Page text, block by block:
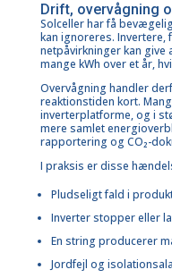
Drift, overvågning
Solceller har få
kan ignoreres.
netpåvirkninger kan give
mange kWh over et år,
Overvågning handler
reaktionstiden kort.
inverterplatforme, og i
mere samlet
rapportering og CO₂-
I praksis er disse
Pludseligt fald i
Inverter stopper eller
En string producerer
Jordfejl og